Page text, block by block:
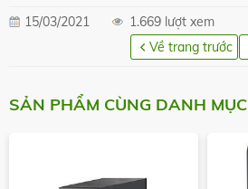
15/03/2021
1.669 lượt xem
Về trang trước
SẢN PHẨM CÙNG DANH MỤC